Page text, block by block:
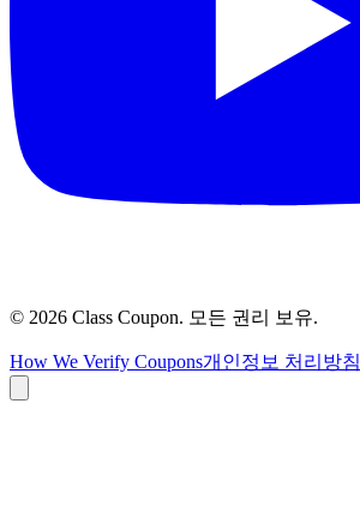
© 2026 Class Coupon. 모든 권리 보유.
How We Verify Coupons개인정보 처리방침